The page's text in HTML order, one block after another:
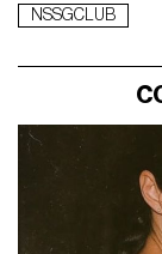
NSSGCLUB